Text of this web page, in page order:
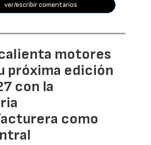
ver/escribir comentarios
motores
próxima edición
con la
como